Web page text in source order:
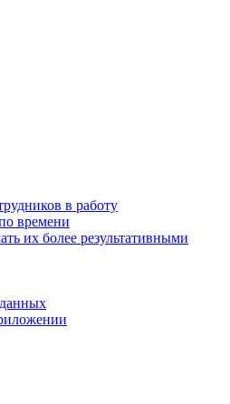
в работу
времени
их более результативными